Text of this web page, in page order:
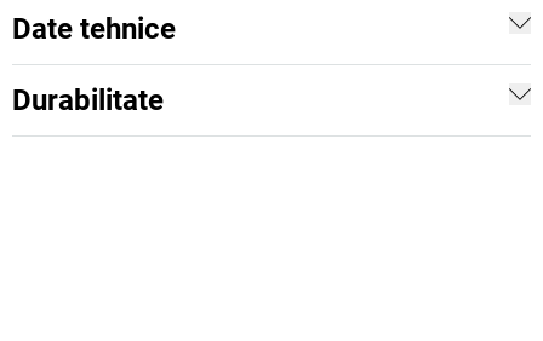
Date tehnice
Durabilitate